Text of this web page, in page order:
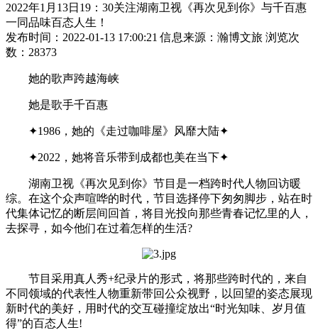
2022年1月13日19：30关注湖南卫视《再次见到你》与千百惠
一同品味百态人生！
发布时间：2022-01-13 17:00:21 信息来源：瀚博文旅 浏览次
数：28373
她的歌声跨越海峡
她是歌手千百惠
✦1986，她的《走过咖啡屋》风靡大陆✦
✦2022，她将音乐带到成都也美在当下✦
湖南卫视《再次见到你》节目是一档跨时代人物回访暖
综。在这个众声喧哗的时代，节目选择停下匆匆脚步，站在时
代集体记忆的断层间回首，将目光投向那些青春记忆里的人，
去探寻，如今他们在过着怎样的生活?
节目采用真人秀+纪录片的形式，将那些跨时代的，来自
不同领域的代表性人物重新带回公众视野，以回望的姿态展现
新时代的美好，用时代的交互碰撞绽放出“时光知味、岁月值
得”的百态人生!